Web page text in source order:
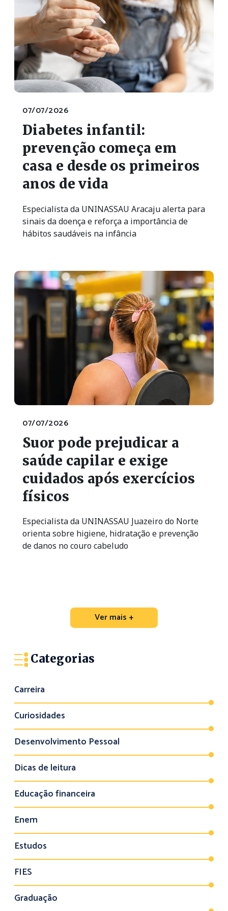
07/07/2026
Diabetes infantil:
prevenção começa em
casa e desde os primeiros
anos de vida
Especialista da UNINASSAU Aracaju alerta para
sinais da doença e reforça a importância de
hábitos saudáveis na infância
07/07/2026
Suor pode prejudicar a
saúde capilar e exige
cuidados após exercícios
físicos
Especialista da UNINASSAU Juazeiro do Norte
orienta sobre higiene, hidratação e prevenção
de danos no couro cabeludo
Ver mais +
Categorias
Carreira
Curiosidades
Desenvolvimento Pessoal
Dicas de leitura
Educação financeira
Enem
Estudos
FIES
Graduação